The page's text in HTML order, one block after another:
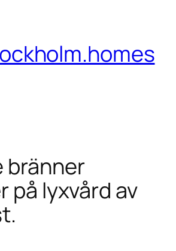
bränner
på lyxvård av